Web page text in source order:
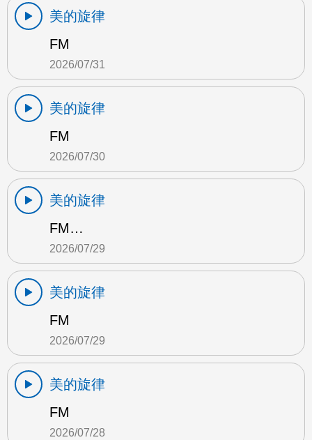
美的旋律
FM
2026/07/31
美的旋律
FM
2026/07/30
美的旋律
FM…
2026/07/29
美的旋律
FM
2026/07/29
美的旋律
FM
2026/07/28